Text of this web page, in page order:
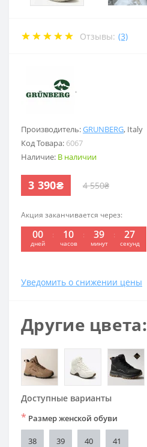
Отзывы: (3)
Производитель:GRUNBERG, Italy
Код Товара: 6067
Наличие: В наличии
3 390₴ 4 550₴
Акция заканчивается через:
00
дней
: 10
часов
: 39
минут
: 26
секунд
Уведомить о снижении цены
.
Другие цвета:
Доступные варианты
* Размер женской обуви
38 39 40 41